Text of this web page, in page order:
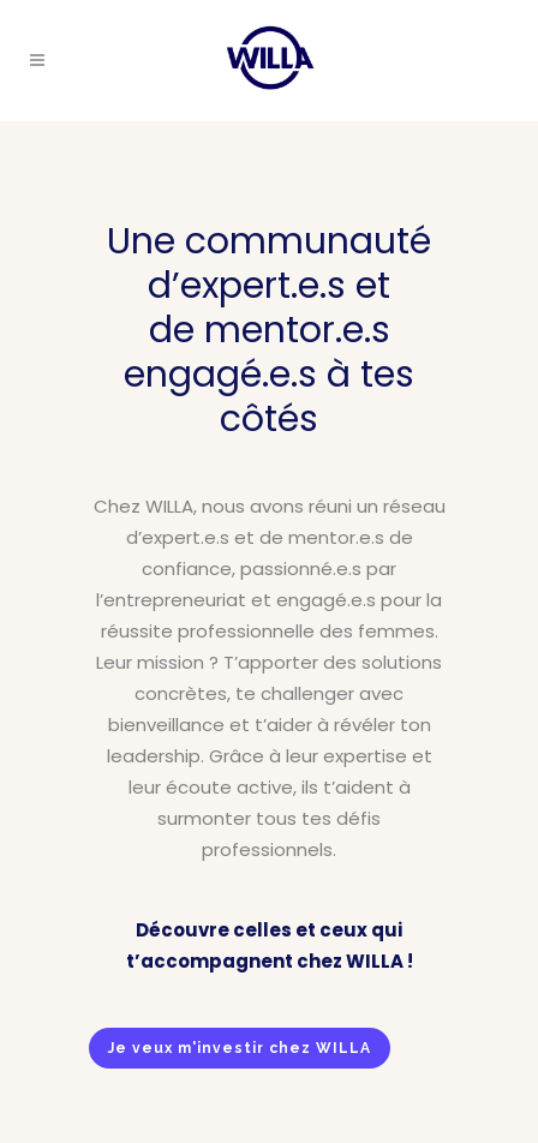
Une communauté
d’expert.e.s et
de mentor.e.s
engagé.e.s à tes
côtés
Chez WILLA, nous avons réuni un réseau
d’expert.e.s et de mentor.e.s de
confiance, passionné.e.s par
l’entrepreneuriat et engagé.e.s pour la
réussite professionnelle des femmes.
Leur mission ? T’apporter des solutions
concrètes, te challenger avec
bienveillance et t’aider à révéler ton
leadership. Grâce à leur expertise et
leur écoute active, ils t’aident à
surmonter tous tes défis
professionnels.
Découvre celles et ceux qui
t’accompagnent chez WILLA !
Je veux m'investir chez WILLA